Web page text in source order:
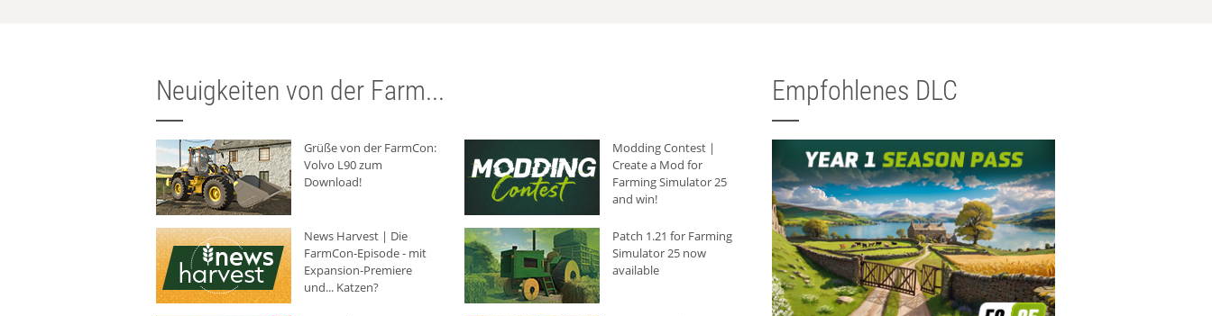
Neuigkeiten von der Farm...
Grüße von der FarmCon:
Volvo L90 zum
Download!
Modding Contest |
Create a Mod for
Farming Simulator 25
and win!
News Harvest | Die
FarmCon-Episode - mit
Expansion-Premiere
und... Katzen?
Patch 1.21 for Farming
Simulator 25 now
available
Empfohlenes DLC